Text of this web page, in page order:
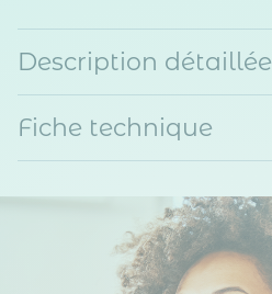
Description détaillée
Fiche technique